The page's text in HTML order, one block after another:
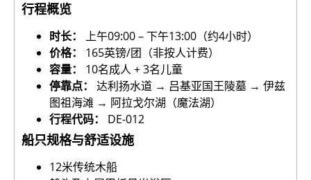
行程概览
时长：
上午09:00 – 下午13:00（约4小时）
价格：
165英镑/团（非按人计费）
容量：
10名成人 + 3名儿童
停靠点：
达利扬水道 → 吕基亚国王陵墓 → 伊兹
图祖海滩 → 阿拉戈尔湖（魔法湖）
行程代码：
DE-012
船只规格与舒适设施
12米传统木船